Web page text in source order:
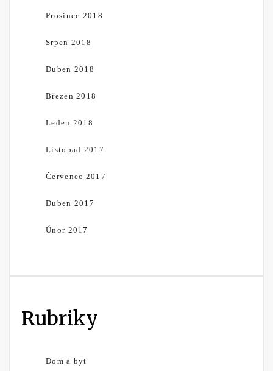
Prosinec 2018
Srpen 2018
Duben 2018
Březen 2018
Leden 2018
Listopad 2017
Červenec 2017
Duben 2017
Únor 2017
Rubriky
Dom a byt